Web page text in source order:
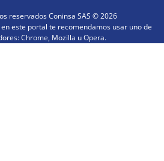
reservados Coninsa SAS ©2026
este portal te recomendamos usar uno de
Chrome, Mozilla u Opera.